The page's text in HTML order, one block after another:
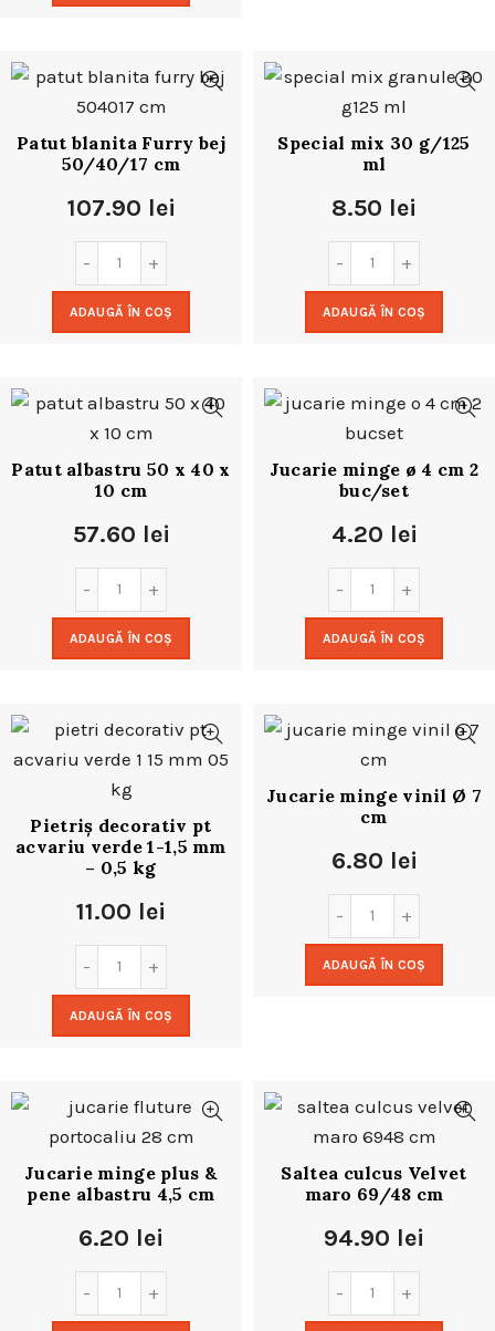
Patut blanita Furry bej
50/40/17 cm
107.90 lei
ADAUGĂ ÎN COȘ
Special mix 30 g/125
ml
8.50 lei
ADAUGĂ ÎN COȘ
Patut albastru 50 x 40 x
10 cm
57.60 lei
ADAUGĂ ÎN COȘ
Jucarie minge ø 4 cm 2
buc/set
4.20 lei
ADAUGĂ ÎN COȘ
Pietriș decorativ pt
acvariu verde 1-1,5 mm
– 0,5 kg
11.00 lei
ADAUGĂ ÎN COȘ
Jucarie minge vinil Ø 7
cm
6.80 lei
ADAUGĂ ÎN COȘ
Jucarie minge plus &
pene albastru 4,5 cm
6.20 lei
Saltea culcus Velvet
maro 69/48 cm
94.90 lei